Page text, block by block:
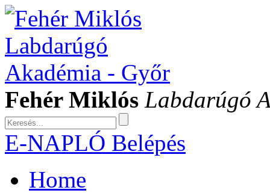
Fehér Miklós Labdarúgó
E-NAPLÓ Belépés
Home